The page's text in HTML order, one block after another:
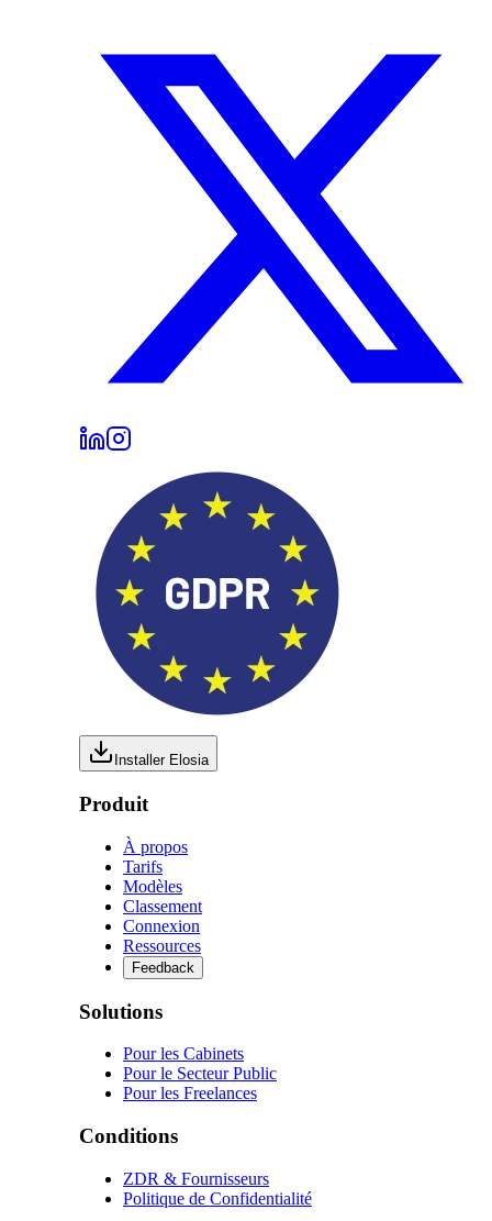
Installer Elosia
Produit
À propos
Tarifs
Modèles
Classement
Connexion
Ressources
Feedback
Solutions
Pour les Cabinets
Pour le Secteur Public
Pour les Freelances
Conditions
ZDR & Fournisseurs
Politique de Confidentialité